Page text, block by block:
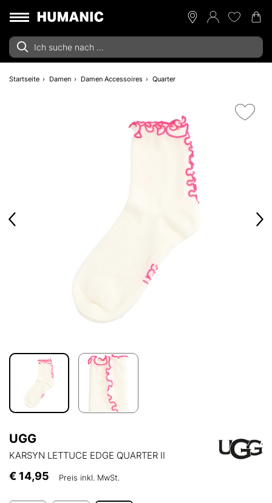
Startseite Damen Damen Accessoires Quarter
UGG
KARSYN LETTUCE EDGE QUARTER II
€ 14,95 Preis inkl. MwSt.